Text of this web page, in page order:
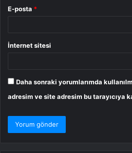
E-posta *
İnternet sitesi
Daha sonraki yorumlarımda
adresim ve site adresim bu tarayıcıya